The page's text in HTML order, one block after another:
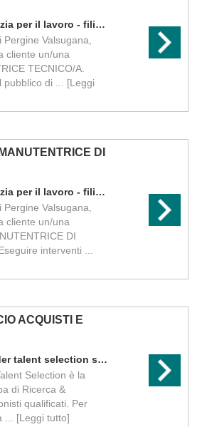
Sapiens spa – agenzia per il lavoro - filiale di pergine
Valsugana,
cliente un/una
TECNICO/A.
pubblico di ... [Leggi
DI
Sapiens spa – agenzia per il lavoro - filiale di pergine
Valsugana,
cliente un/una
DI
interventi ...
ACQUISTI E
Randstad team leader talent selection specialist
Selection è la
di Ricerca &
qualificati. Per
... [Leggi tutto]